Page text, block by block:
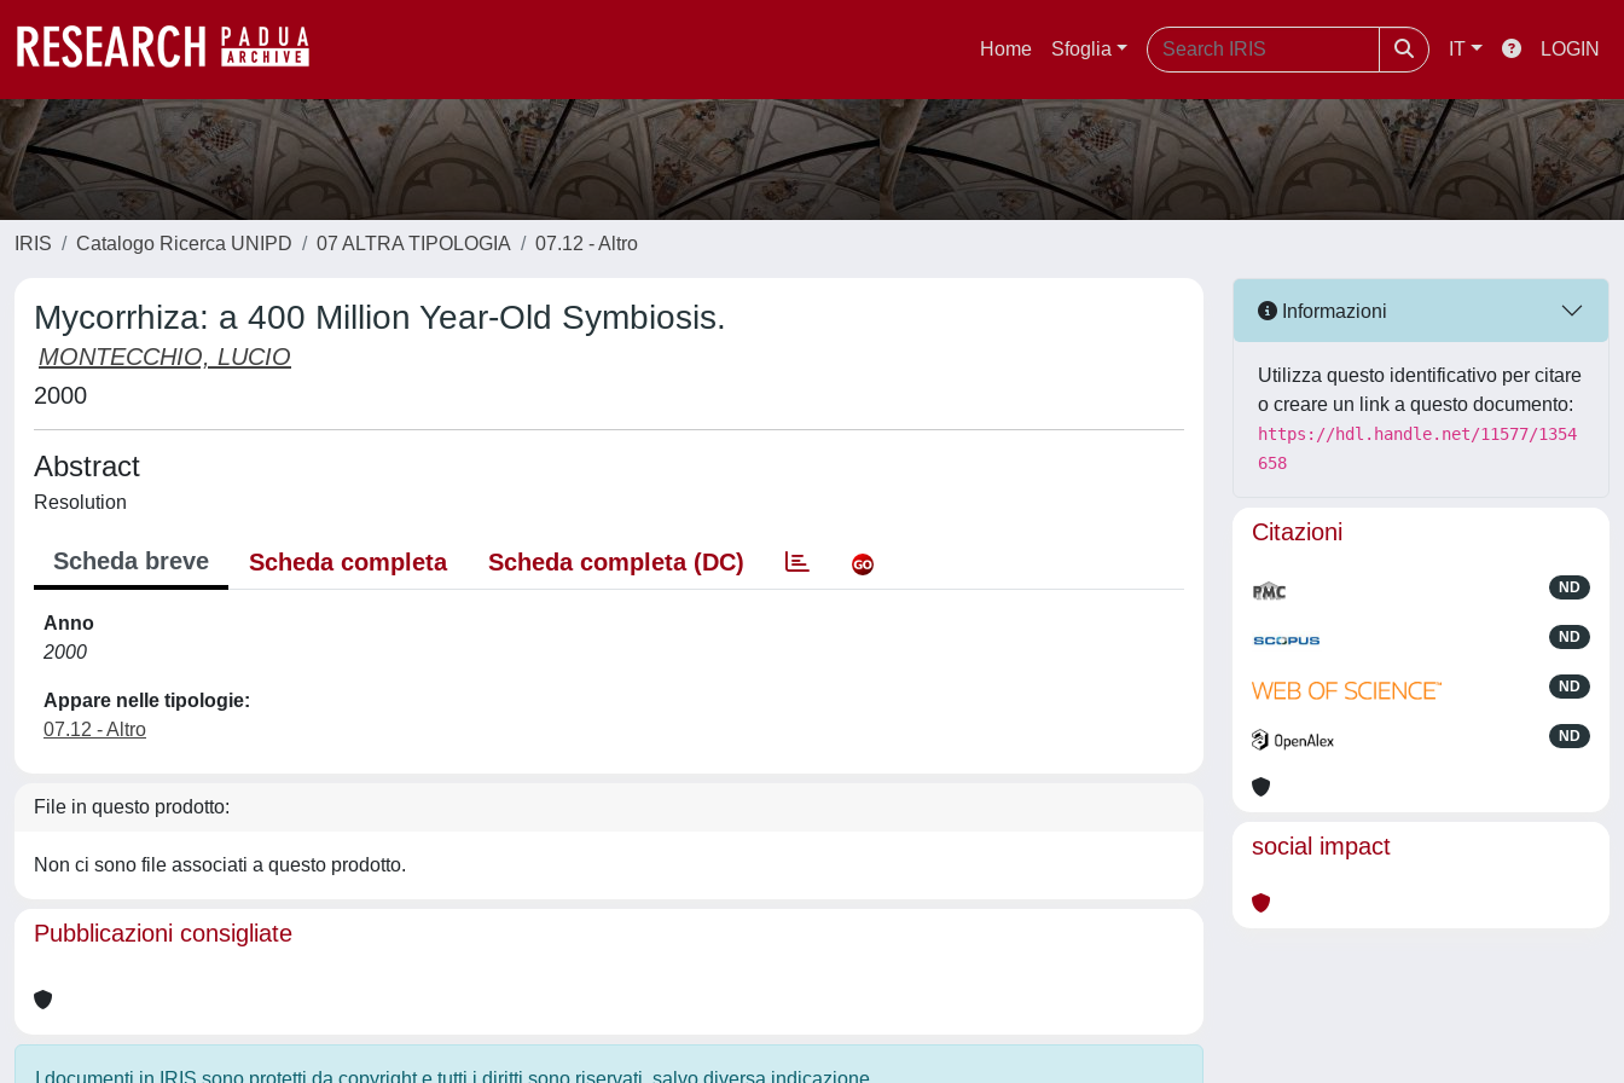
Home Sfoglia IT LOGIN
IRIS Catalogo Ricerca UNIPD 07 ALTRA TIPOLOGIA 07.12 - Altro
Mycorrhiza: a 400 Million Year-Old Symbiosis.
MONTECCHIO, LUCIO
2000
Abstract
Resolution
Scheda breve Scheda completa Scheda completa (DC)
Anno
2000
Appare nelle tipologie:
07.12 - Altro
File in questo prodotto:
Non ci sono file associati a questo prodotto.
Pubblicazioni consigliate
I documenti in IRIS sono protetti da copyright e tutti i diritti sono riservati, salvo diversa indicazione.
Informazioni
Utilizza questo identificativo per citare
o creare un link a questo documento:
https://hdl.handle.net/11577/1354
658
Citazioni
ND
ND
ND
ND
social impact